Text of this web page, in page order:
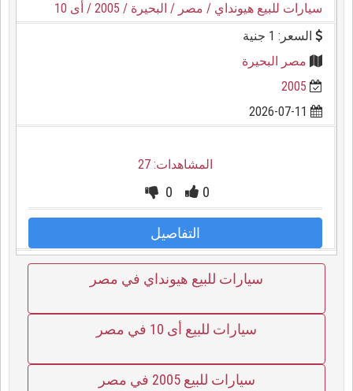
سيارات للبيع هيونداي / مصر / البحيرة / 2005
/ أى 10
السعر: 1 جنية
مصر البحيرة
2005
المشاهدات: 27
0
0
التفاصيل
سيارات للبيع هيونداي في مصر
سيارات للبيع أى 10 في مصر
سيارات للبيع 2005 في مصر